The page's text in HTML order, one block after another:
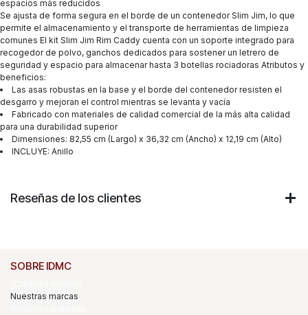
espacios más reducidos
Se ajusta de forma segura en el borde de un contenedor Slim Jim, lo que
permite el almacenamiento y el transporte de herramientas de limpieza
comunes El kit Slim Jim Rim Caddy cuenta con un soporte integrado para
recogedor de polvo, ganchos dedicados para sostener un letrero de
seguridad y espacio para almacenar hasta 3 botellas rociadoras Atributos y
beneficios:
Las asas robustas en la base y el borde del contenedor resisten el
desgarro y mejoran el control mientras se levanta y vacía
Fabricado con materiales de calidad comercial de la más alta calidad
para una durabilidad superior
Dimensiones: 82,55 cm (Largo) x 36,32 cm (Ancho) x 12,19 cm (Alto)
INCLUYE: Anillo
Reseñas de los clientes
SOBRE IDMC
Nuestras marcas